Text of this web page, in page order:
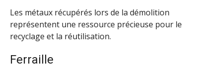
Les métaux récupérés lors de la démolition
représentent une ressource précieuse pour le
recyclage et la réutilisation.
Ferraille